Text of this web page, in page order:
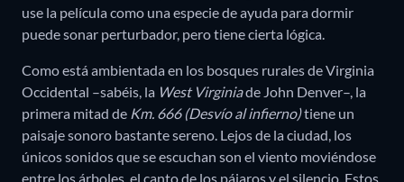
use la película como una especie de ayuda para dormir
puede sonar perturbador, pero tiene cierta lógica.
Como está ambientada en los bosques rurales de Virginia
Occidental –sabéis, la West Virginiade John Denver–, la
primera mitad de Km. 666 (Desvío al infierno)tiene un
paisaje sonoro bastante sereno. Lejos de la ciudad, los
únicos sonidos que se escuchan son el viento moviéndose
entre los árboles, el canto de los pájaros y el silencio. Estos